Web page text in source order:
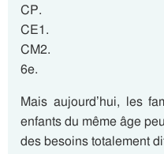
CP.
CE1.
CM2.
6e.
Mais aujourd’hui, les
enfants du même âge
des besoins totalement